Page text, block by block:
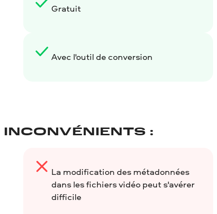
Gratuit
Avec l'outil de conversion
INCONVÉNIENTS :
La modification des métadonnées
dans les fichiers vidéo peut s'avérer
difficile